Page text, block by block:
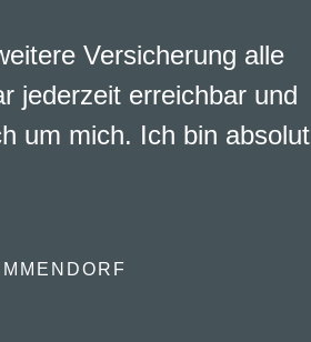
Versicherung alle
jederzeit erreichbar und
um mich. Ich bin absolut